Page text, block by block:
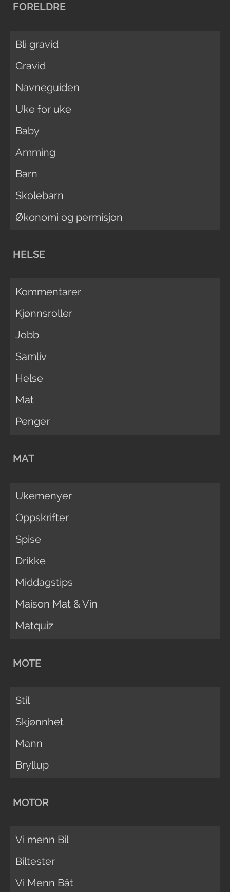
FORELDRE
Bli gravid
Gravid
Navneguiden
Uke for uke
Baby
Amming
Barn
Skolebarn
Økonomi og permisjon
HELSE
Kommentarer
Kjønnsroller
Jobb
Samliv
Helse
Mat
Penger
MAT
Ukemenyer
Oppskrifter
Spise
Drikke
Middagstips
Maison Mat & Vin
Matquiz
MOTE
Stil
Skjønnhet
Mann
Bryllup
MOTOR
Vi menn Bil
Biltester
Vi Menn Båt